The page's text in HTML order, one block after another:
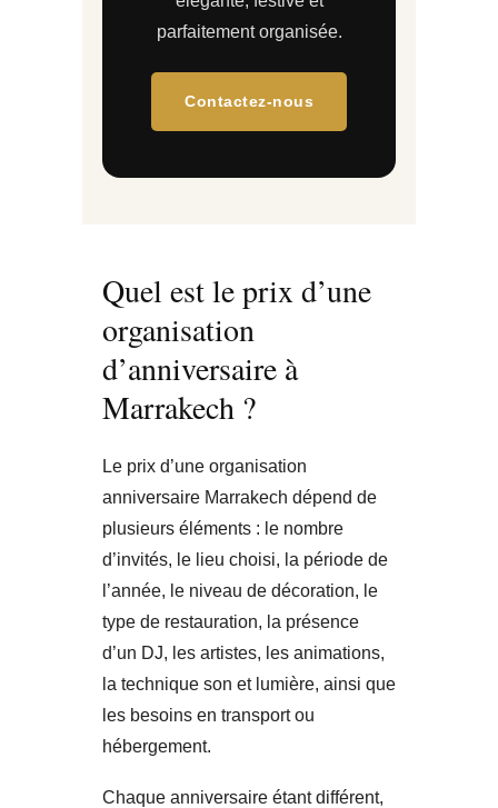
parfaitement organisée.
Contactez-nous
Quel est le prix d’une
organisation
d’anniversaire à
Marrakech ?
Le prix d’une organisation
anniversaire Marrakech dépend de
plusieurs éléments : le nombre
d’invités, le lieu choisi, la période de
l’année, le niveau de décoration, le
type de restauration, la présence
d’un DJ, les artistes, les animations,
la technique son et lumière, ainsi que
les besoins en transport ou
hébergement.
Chaque anniversaire étant différent,